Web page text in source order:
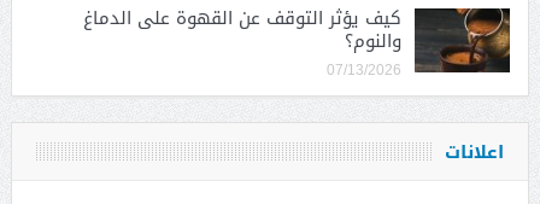
كيف يؤثر التوقف عن القهوة على الدماغ
والنوم؟
07/13/2026
اعلانات